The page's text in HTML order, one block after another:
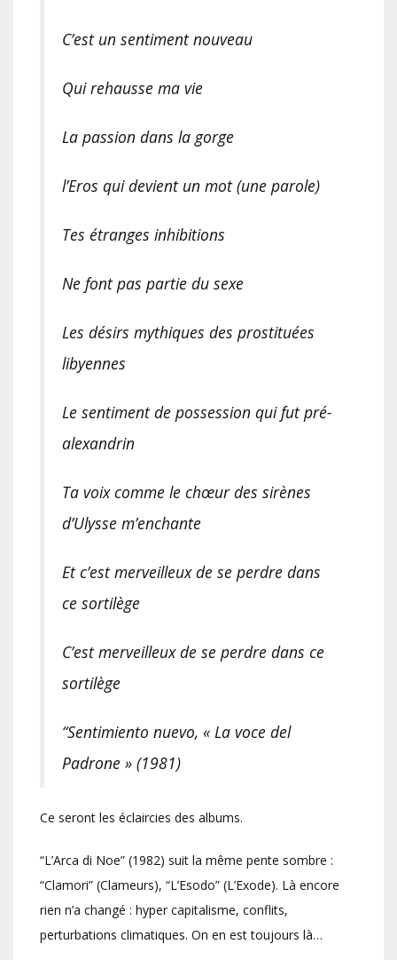
C’est un sentiment nouveau
Qui rehausse ma vie
La passion dans la gorge
l’Eros qui devient un mot (une parole)
Tes étranges inhibitions
Ne font pas partie du sexe
Les désirs mythiques des prostituées
libyennes
Le sentiment de possession qui fut pré-
alexandrin
Ta voix comme le chœur des sirènes
d’Ulysse m’enchante
Et c’est merveilleux de se perdre dans
ce sortilège
C’est merveilleux de se perdre dans ce
sortilège
“Sentimiento nuevo, « La voce del
Padrone » (1981)
Ce seront les éclaircies des albums.
“L’Arca di Noe” (1982) suit la même pente sombre :
“Clamori” (Clameurs), “L’Esodo” (L’Exode). Là encore
rien n’a changé : hyper capitalisme, conflits,
perturbations climatiques. On en est toujours là…